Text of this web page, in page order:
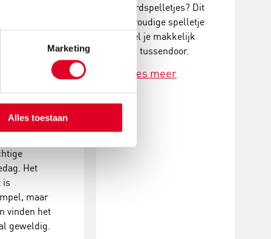
Marketing
Alles toestaan
altijd en
tussen de
door, in de
Het
is
maar
vinden het
geweldig.
woordspelletjes? Dit
eenvoudige spelletje
speel je makkelijk
even tussendoor.
Lees meer